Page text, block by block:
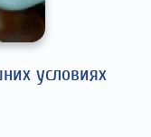
условиях